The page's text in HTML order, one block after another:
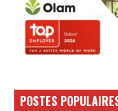
POSTES